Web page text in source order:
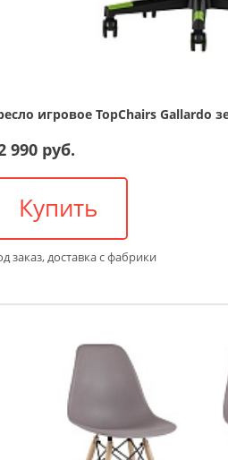
игровое TopChairs Gallardo
990 руб.
Купить
заказ, доставка с фабрики